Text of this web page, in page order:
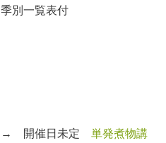
別一覧表付
→ 開催日未定単発煮物講